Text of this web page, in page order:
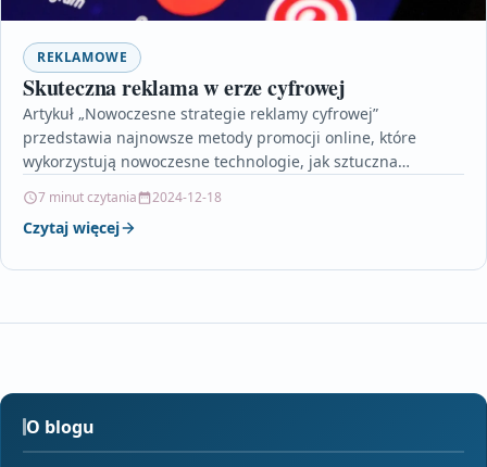
REKLAMOWE
Skuteczna reklama w erze cyfrowej
Artykuł „Nowoczesne strategie reklamy cyfrowej”
przedstawia najnowsze metody promocji online, które
wykorzystują nowoczesne technologie, jak sztuczna
danych. Autor omawia…
7 minut czytania 2024-12-18
Czytaj więcej
O blogu